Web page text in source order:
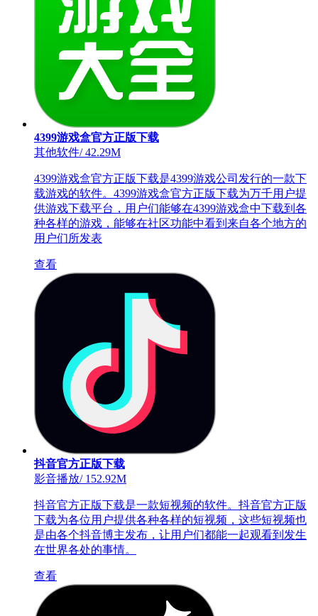
4399游戏盒官方正版下载
其他软件/42.29M
4399游戏盒官方正版下载是4399游戏公司发行的一款下
载游戏的软件。4399游戏盒官方正版下载为万千用户提
供游戏下载平台，用户们能够在4399游戏盒中下载到各
种各样的游戏，能够在社区功能中看到来自各个地方的
用户们所发表
查看
抖音官方正版下载
影音播放/152.92M
抖音官方正版下载是一款短视频的软件。抖音官方正版
下载为各位用户提供各种各样的短视频，这些短视频也
是由各个抖音博主发布，让用户们都能一起观看到发生
在世界各处的事情。
查看